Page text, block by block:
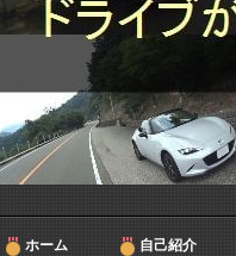
ホーム 自己紹介